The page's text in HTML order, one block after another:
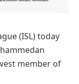
(ISL) today
member of